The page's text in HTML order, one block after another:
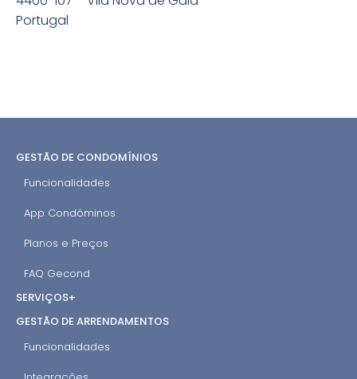
Portugal
GESTÃO DE CONDOMÍNIOS
Funcionalidades
App Condóminos
Planos e Preços
FAQ Gecond
SERVIÇOS+
GESTÃO DE ARRENDAMENTOS
Funcionalidades